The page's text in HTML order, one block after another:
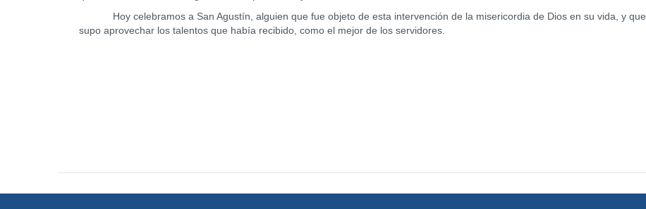
Hoy celebramos a San Agustín, alguien que fue objeto de esta intervención de la misericordia de Dios en su vida, y que
supo aprovechar los talentos que había recibido, como el mejor de los servidores.